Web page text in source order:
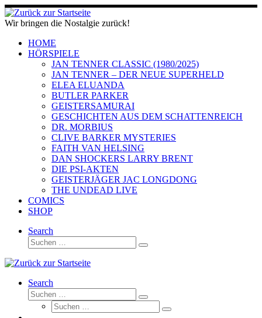
Zum
Inhalt
springen
Wir bringen die Nostalgie zurück!
HOME
HÖRSPIELE
JAN TENNER CLASSIC (1980/2025)
JAN TENNER – DER NEUE SUPERHELD
ELEA ELUANDA
BUTLER PARKER
GEISTERSAMURAI
GESCHICHTEN AUS DEM SCHATTENREICH
DR. MORBIUS
CLIVE BARKER MYSTERIES
FAITH VAN HELSING
DAN SHOCKERS LARRY BRENT
DIE PSI-AKTEN
GEISTERJÄGER JAC LONGDONG
THE UNDEAD LIVE
COMICS
SHOP
Search
Suche
Suchen …
Search
Suche
Suchen …
Suche
Suchen …